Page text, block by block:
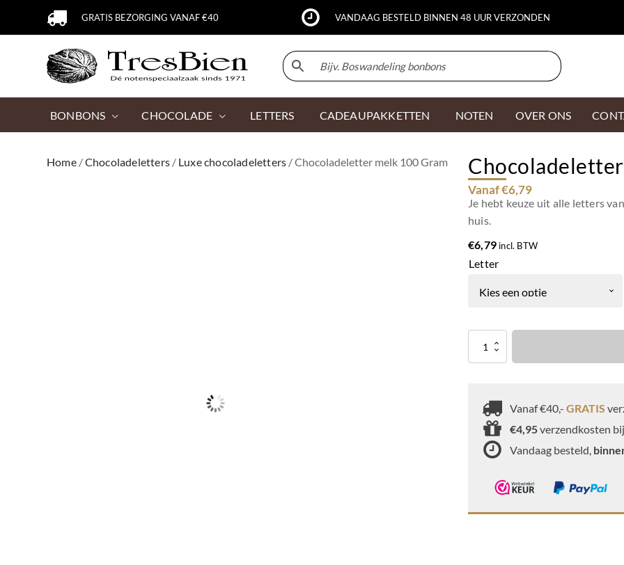
GRATIS BEZORGING VANAF €40 VANDAAG BESTELD BINNEN 48 UUR VERZONDEN
BONBONS CHOCOLADE LETTERS CADEAUPAKKETTEN NOTEN OVER ONS
Home/Chocoladeletters / Luxe chocoladeletters / Chocoladeletter melk 100 Gram
Vanaf €6,79
Je hebt keuze uit alle letters
huis.
€6,79 incl. BTW
Letter
melk
aantal
Vanaf €40,- GRATIS
€4,95verzendkosten
Vandaag besteld,